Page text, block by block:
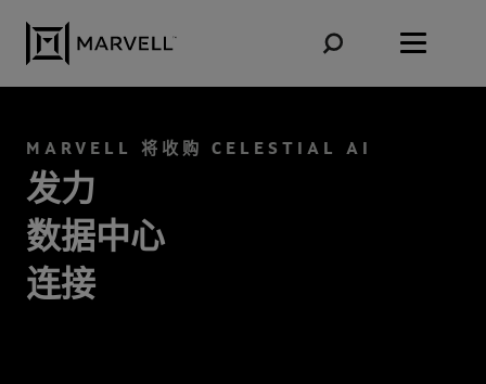
MARVELL 将收购 CELESTIAL AI
发力
数据中心
连接